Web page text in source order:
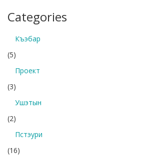
Categories
Къэбар
(5)
Проект
(3)
Ушэтын
(2)
Пстэури
(16)